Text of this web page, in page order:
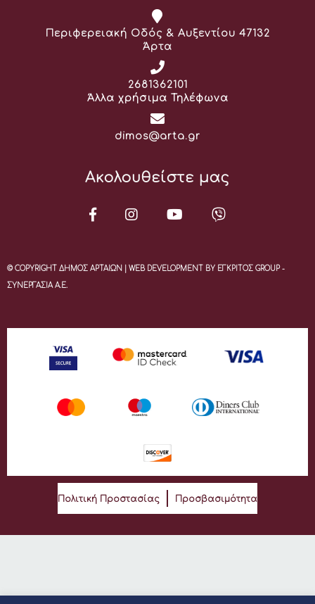
Διεύθυνση:
Περιφερειακή Οδός & Αυξεντίου 47132
Άρτα
Τηλέφωνο:
2681362101
Άλλα χρήσιμα Τηλέφωνα
Email:
dimos@arta.gr
Ακολουθείστε μας
© COPYRIGHT ΔΗΜΟΣ ΑΡΤΑΙΩΝ | WEB DEVELOPMENT BY ΕΓΚΡΙΤΟΣ GROUP -
ΣΥΝΕΡΓΑΣΙΑ Α.Ε.
Πολιτική Προστασίας Προσβασιμότητα